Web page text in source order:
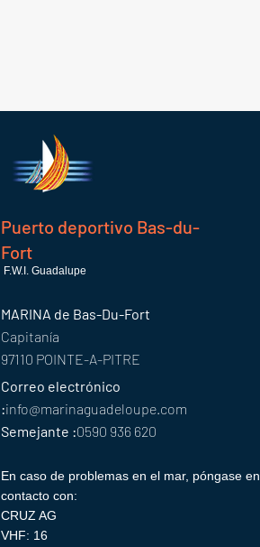
Puerto deportivo Bas-du-
Fort
F.W.I. Guadalupe
MARINA de Bas-Du-Fort
Capitanía
97110 POINTE-A-PITRE
Correo electrónico
:info@marinaguadeloupe.com
Semejante :0590 936 620
En caso de problemas en el mar, póngase en
contacto con:
CRUZ AG
VHF: 16